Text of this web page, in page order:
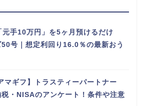
元手10万円」を5ヶ月預けるだけ
号｜想定利回り16.0％の最新おう
マギフ】トラスティーパートナー
・NISAのアンケート！条件や注意